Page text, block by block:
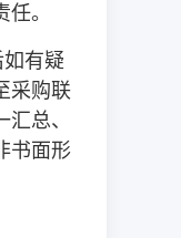
。
有疑
采购联
总、
书面形